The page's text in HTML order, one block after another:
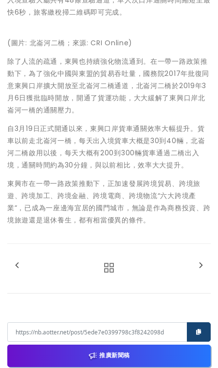
快6秒，旅客繳稅掃二維碼即可完成。
(圖片: 北崙河二橋；來源: CRI Online)
除了人流的疏通，東興也持續強化物流通到。在一帶一路政策推
動下，為了強化中國與東盟的貿易吞吐量，國務院2017年批復同
意東興口岸擴大開放至北崙河二橋通道，北崙河二橋於2019年3
月6日獲批臨時開放，開通了貨運功能，大大緩解了東興口岸北
崙河一橋的通關壓力。
自3月19日正式開通以來，東興口岸貨車通關效率大幅提升。貨
車以前走北崙河一橋，每天出入境貨車大概是30到40輛，北崙
河二橋啟用以後，每天大概有200到300輛貨車通過二橋出入
境，通關時間約為30分鐘，與以前相比，效率大大提升。
東興市在一帶一路政策推動下，正加速發展跨境貿易、跨境旅
遊、跨境加工、跨境金融、跨境電商、跨境物流“六大跨境產
業”，已成為一座邊海宜居的國門城市，無論是作為商務投資、跨
境旅遊還是退休養生，都有相當優異的條件。
推廣新聞稿